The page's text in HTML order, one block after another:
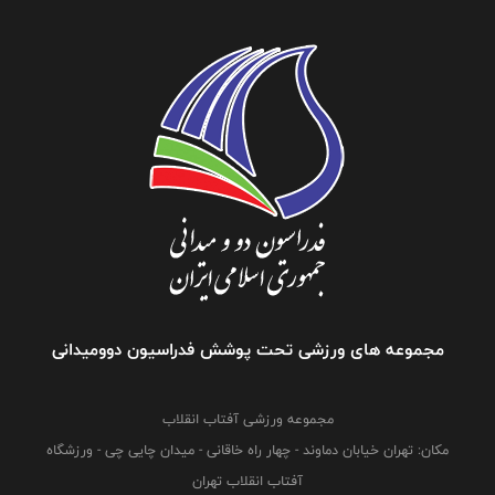
مجموعه های ورزشی تحت پوشش فدراسیون دوومیدانی
مجموعه ورزشی آفتاب انقلاب
مکان: تهران خیابان دماوند - چهار راه خاقانی - میدان چایی چی - ورزشگاه
آفتاب انقلاب تهران